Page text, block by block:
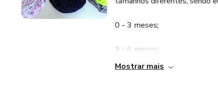
0 - 3 meses;
3 - 6 meses;
Mostrar mais